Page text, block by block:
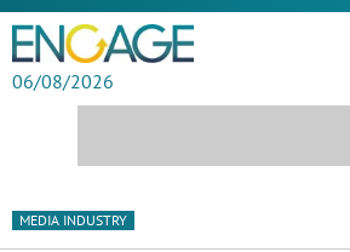
06/08/2026
MEDIA INDUSTRY